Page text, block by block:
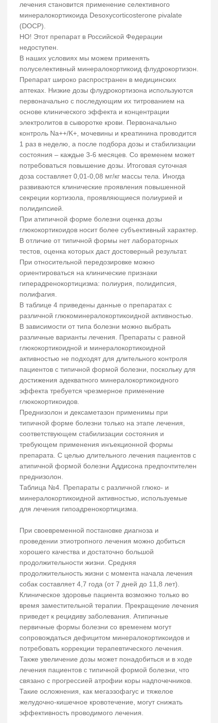
лечения становится применение селективного
минералокортикоида Desoxycorticosterone pivalate
(DOCP).
НО! Этот препарат в Российской Федерации
недоступен.
В наших условиях мы можем применять
полуселективный минералокортикоид флудрокортизон.
Препарат широко распространен в медицинских
аптеках. Низкие дозы флудрокортизона используются
первоначально с последующим их титрованием на
основе клинического эффекта и концентрации
электролитов в сыворотке крови. Первоначально
контроль Na++/K+, мочевины и креатинина проводится
1 раз в неделю, а после подбора дозы и стабилизации
состояния – каждые 3-6 месяцев. Со временем может
потребоваться повышение дозы. Итоговая суточная
доза составляет 0,01-0,08 мг/кг массы тела. Иногда
развиваются клинические проявления повышенной
секреции кортизола, проявляющиеся полиурией и
полидипсией.
При атипичной форме болезни оценка дозы
глюкокортикоидов носит более субъективный характер.
В отличие от типичной формы нет лабораторных
тестов, оценка которых даст достоверный результат.
При относительной передозировке можно
ориентироваться на клинические признаки
гиперадренокортицизма: полиурия, полидипсия,
полифагия.
В таблице 4 приведены данные о препаратах с
различной глюкоминералокортикоидной активностью.
В зависимости от типа болезни можно выбрать
различные варианты лечения. Препараты с равной
глюкокортикоидной и минералокортикоидной
активностью не подходят для длительного контроля
пациентов с типичной формой болезни, поскольку для
достижения адекватного минералокортикоидного
эффекта требуется чрезмерное применение
глюкокортикоидов.
Преднизолон и дексаметазон применимы при
типичной форме болезни только на этапе лечения,
соответствующем стабилизации состояния и
требующем применения инъекционной формы
препарата. С целью длительного лечения пациентов с
атипичной формой болезни Аддисона предпочтителен
преднизолон.
Таблица №4. Препараты с различной глюко- и
минералокортикоидной активностью, используемые
для лечения гипоадренокортицизма.
При своевременной постановке диагноза и
проведении этиотропного лечения можно добиться
хорошего качества и достаточно большой
продолжительности жизни. Средняя
продолжительность жизни с момента начала лечения
собак составляет 4,7 года (от 7 дней до 11,8 лет).
Клиническое здоровье пациента возможно только во
время заместительной терапии. Прекращение лечения
приведет к рецидиву заболевания. Атипичные
первичные формы болезни со временем могут
сопровождаться дефицитом минералокортикоидов и
потребовать коррекции терапевтического лечения.
Также увеличение дозы может понадобиться и в ходе
лечения пациентов с типичной формой болезни, что
связано с прогрессией атрофии коры надпочечников.
Такие осложнения, как мегаэзофагус и тяжелое
желудочно-кишечное кровотечение, могут снижать
эффективность проводимого лечения.